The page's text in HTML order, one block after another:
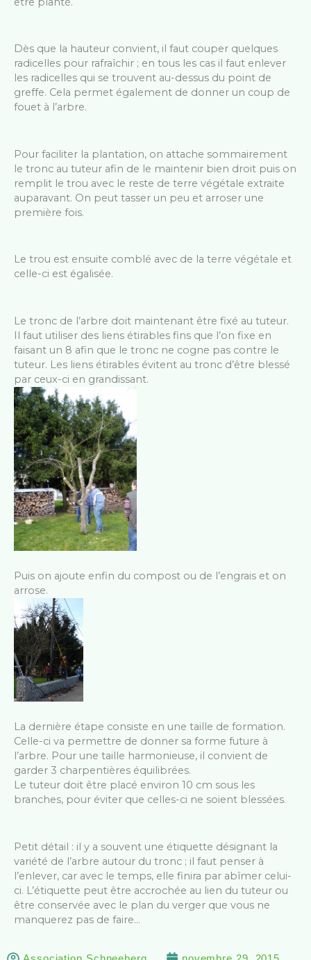
Dès que la hauteur convient, il faut couper quelques
radicelles pour rafraîchir ; en tous les cas il faut enlever
les radicelles qui se trouvent au-dessus du point de
greffe. Cela permet également de donner un coup de
fouet à l’arbre.
Pour faciliter la plantation, on attache sommairement
le tronc au tuteur afin de le maintenir bien droit puis on
remplit le trou avec le reste de terre végétale extraite
auparavant. On peut tasser un peu et arroser une
première fois.
Le trou est ensuite comblé avec de la terre végétale et
celle-ci est égalisée.
Le tronc de l’arbre doit maintenant être fixé au tuteur.
Il faut utiliser des liens étirables fins que l’on fixe en
faisant un 8 afin que le tronc ne cogne pas contre le
tuteur. Les liens étirables évitent au tronc d’être blessé
par ceux-ci en grandissant.
Puis on ajoute enfin du compost ou de l’engrais et on
arrose.
La dernière étape consiste en une taille de formation.
Celle-ci va permettre de donner sa forme future à
l’arbre. Pour une taille harmonieuse, il convient de
garder 3 charpentières équilibrées.
Le tuteur doit être placé environ 10 cm sous les
branches, pour éviter que celles-ci ne soient blessées.
Petit détail : il y a souvent une étiquette désignant la
variété de l’arbre autour du tronc ; il faut penser à
l’enlever, car avec le temps, elle finira par abîmer celui-
ci. L’étiquette peut être accrochée au lien du tuteur ou
être conservée avec le plan du verger que vous ne
manquerez pas de faire…